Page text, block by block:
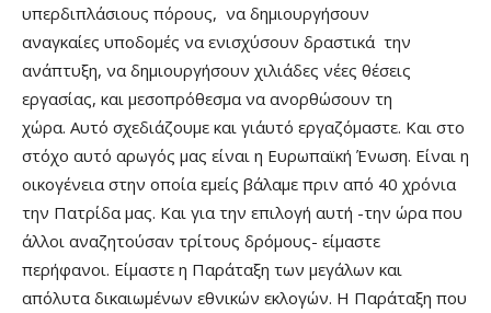
υπερδιπλάσιους πόρους, να δημιουργήσουν
αναγκαίες υποδομές να ενισχύσουν δραστικά την
ανάπτυξη, να δημιουργήσουν χιλιάδες νέες θέσεις
εργασίας, και μεσοπρόθεσμα να ανορθώσουν τη
χώρα. Αυτό σχεδιάζουμε και γι΄αυτό εργαζόμαστε. Και στο
στόχο αυτό αρωγός μας είναι η Ευρωπαϊκή Ένωση. Είναι η
οικογένεια στην οποία εμείς βάλαμε πριν από 40 χρόνια
την Πατρίδα μας. Και για την επιλογή αυτή -την ώρα που
άλλοι αναζητούσαν τρίτους δρόμους- είμαστε
περήφανοι. Είμαστε η Παράταξη των μεγάλων και
απόλυτα δικαιωμένων εθνικών εκλογών. Η Παράταξη που